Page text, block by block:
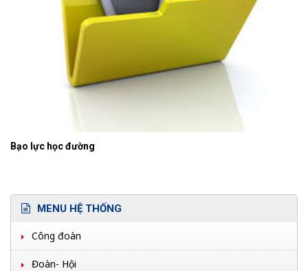
Bạo lực học đường
MENU HỆ THỐNG
Công đoàn
Đoàn- Hội